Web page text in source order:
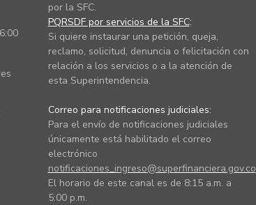
por la SFC.
PQRSDF por servicios de la SFC:
Si quiere instaurar una petición, queja,
reclamo, solicitud, denuncia o felicitación con
relación a los servicios o a la atención de
esta Superintendencia.
Correo para notificaciones judiciales:
Para el envío de notificaciones judiciales
únicamente está habilitado el correo
electrónico
notificaciones_ingreso@superfinanciera.gov.co
El horario de este canal es de 8:15 a.m. a
5:00 p.m.